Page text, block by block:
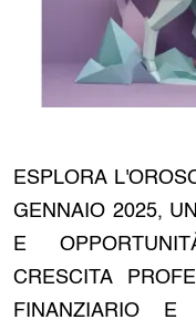
ESPLORA
GENNAIO 2025,
E
CRESCITA
FINANZIARIO E